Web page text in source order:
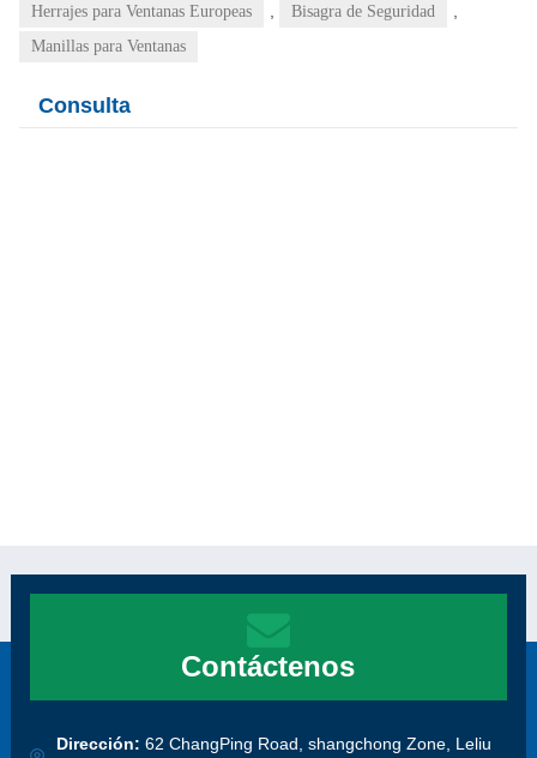
Herrajes para Ventanas Europeas Bisagra de Seguridad
Manillas para Ventanas
Consulta
Contáctenos
Dirección: 62 ChangPing Road, shangchong Zone, Leliu